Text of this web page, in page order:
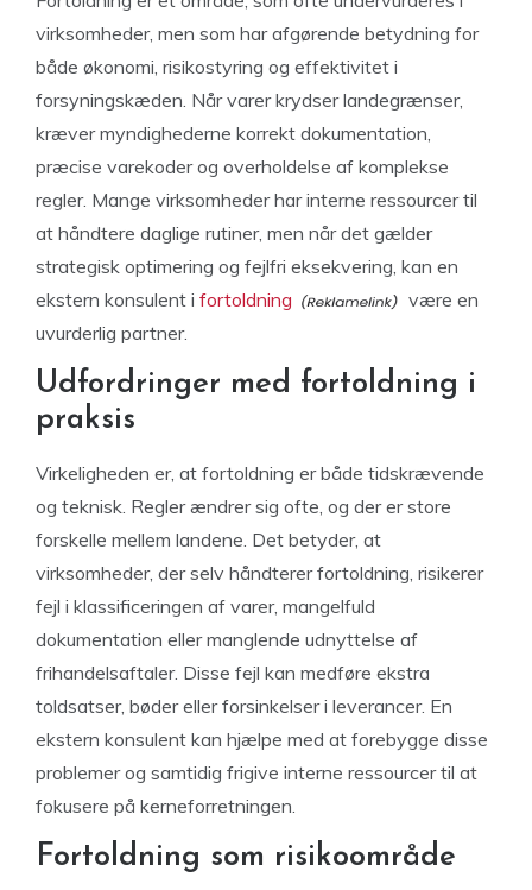
virksomheder, men som har afgørende betydning for
både økonomi, risikostyring og effektivitet i
forsyningskæden. Når varer krydser landegrænser,
kræver myndighederne korrekt dokumentation,
præcise varekoder og overholdelse af komplekse
regler. Mange virksomheder har interne ressourcer til
at håndtere daglige rutiner, men når det gælder
strategisk optimering og fejlfri eksekvering, kan en
ekstern konsulent i fortoldning
være en
uvurderlig partner.
Udfordringer med fortoldning i
praksis
Virkeligheden er, at fortoldning er både tidskrævende
og teknisk. Regler ændrer sig ofte, og der er store
forskelle mellem landene. Det betyder, at
virksomheder, der selv håndterer fortoldning, risikerer
fejl i klassificeringen af varer, mangelfuld
dokumentation eller manglende udnyttelse af
frihandelsaftaler. Disse fejl kan medføre ekstra
toldsatser, bøder eller forsinkelser i leverancer. En
ekstern konsulent kan hjælpe med at forebygge disse
problemer og samtidig frigive interne ressourcer til at
fokusere på kerneforretningen.
Fortoldning som risikoområde